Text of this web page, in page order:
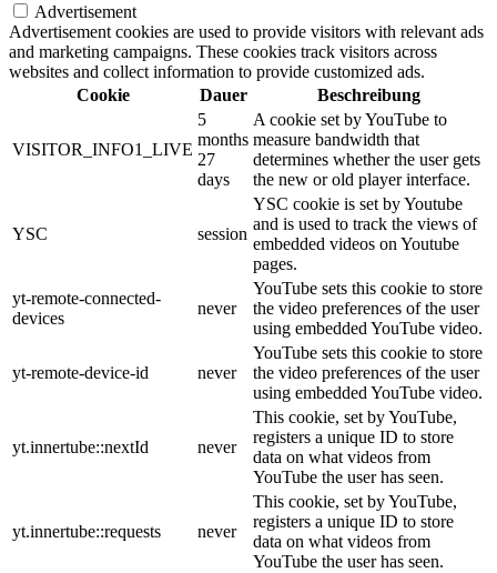
Advertisement
Advertisement cookies are used to provide visitors with relevant ads
and marketing campaigns. These cookies track visitors across
websites and collect information to provide customized ads.
Cookie
Dauer Beschreibung
VISITOR_INFO1_LIVE
5
months
27
days
A cookie set by YouTube to
measure bandwidth that
determines whether the user gets
the new or old player interface.
YSC session
YSC cookie is set by Youtube
and is used to track the views of
embedded videos on Youtube
pages.
yt-remote-connected-
devices
never
YouTube sets this cookie to store
the video preferences of the user
using embedded YouTube video.
yt-remote-device-id never
YouTube sets this cookie to store
the video preferences of the user
using embedded YouTube video.
yt.innertube::nextId never
This cookie, set by YouTube,
registers a unique ID to store
data on what videos from
YouTube the user has seen.
yt.innertube::requests never
This cookie, set by YouTube,
registers a unique ID to store
data on what videos from
YouTube the user has seen.